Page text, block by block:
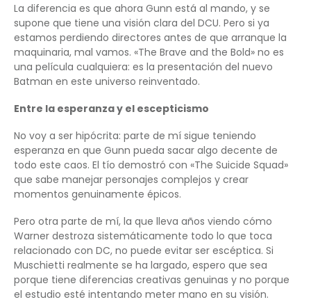
La diferencia es que ahora Gunn está al mando, y se
supone que tiene una visión clara del DCU. Pero si ya
estamos perdiendo directores antes de que arranque la
maquinaria, mal vamos. «The Brave and the Bold» no es
una película cualquiera: es la presentación del nuevo
Batman en este universo reinventado.
Entre la esperanza y el escepticismo
No voy a ser hipócrita: parte de mí sigue teniendo
esperanza en que Gunn pueda sacar algo decente de
todo este caos. El tío demostró con «The Suicide Squad»
que sabe manejar personajes complejos y crear
momentos genuinamente épicos.
Pero otra parte de mí, la que lleva años viendo cómo
Warner destroza sistemáticamente todo lo que toca
relacionado con DC, no puede evitar ser escéptica. Si
Muschietti realmente se ha largado, espero que sea
porque tiene diferencias creativas genuinas y no porque
el estudio esté intentando meter mano en su visión.